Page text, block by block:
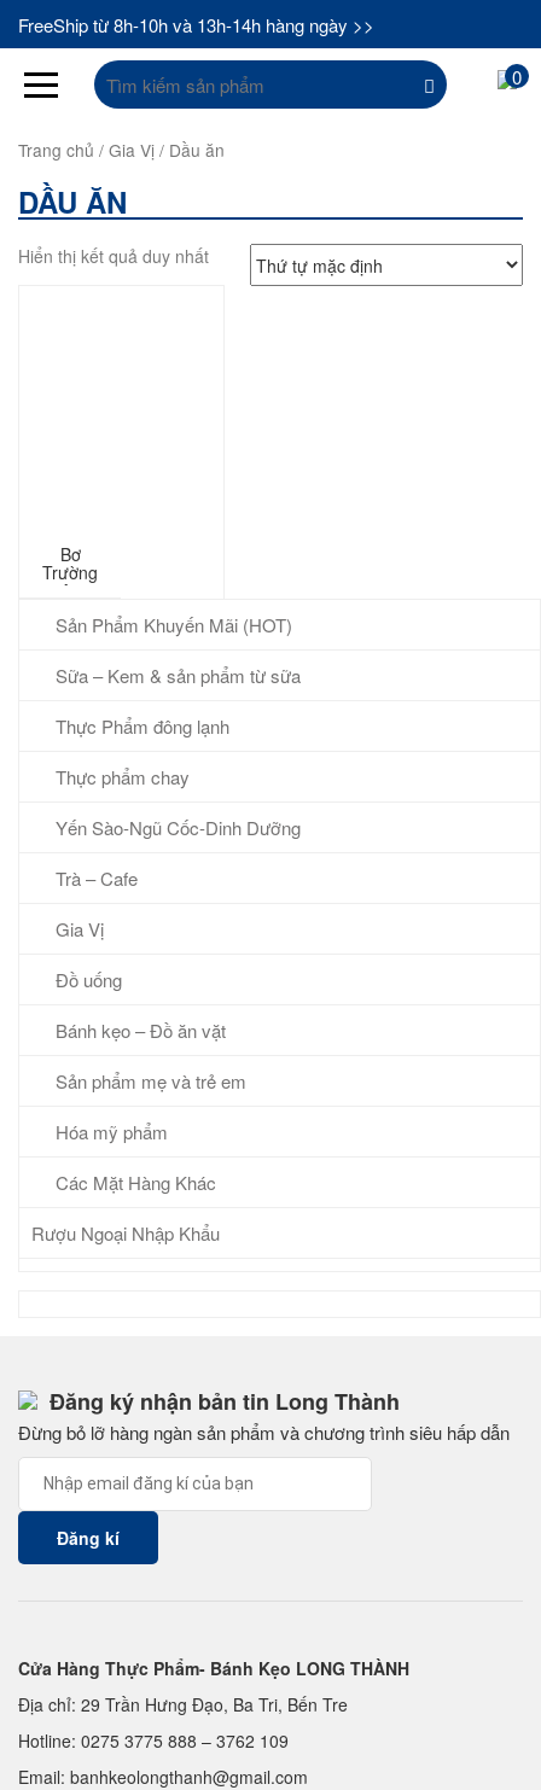
FreeShip từ 8h-10h và 13h-14h hàng ngày >>
Tìm
kiếm:
0
Sản Phẩm Khuyến Mãi (HOT)
Sữa – Kem & sản phẩm từ sữa
Thực Phẩm đông lạnh
Thực phẩm chay
Yến Sào-Ngũ Cốc-Dinh Dưỡng
Trà – Cafe
Gia Vị
Đồ uống
Bánh kẹo – Đồ ăn vặt
Sản phẩm mẹ và trẻ em
Hóa mỹ phẩm
Các Mặt Hàng Khác
Rượu Ngoại Nhập Khẩu
Trang chủ / Gia Vị / Dầu ăn
DẦU ĂN
Hiển thị kết quả duy nhất
Bơ
Trường
An
Đăng ký nhận bản tin Long Thành
Đừng bỏ lỡ hàng ngàn sản phẩm và chương trình siêu hấp dẫn
Cửa Hàng Thực Phẩm- Bánh Kẹo LONG THÀNH
Địa chỉ: 29 Trần Hưng Đạo, Ba Tri, Bến Tre
Hotline: 0275 3775 888 – 3762 109
Email: banhkeolongthanh@gmail.com